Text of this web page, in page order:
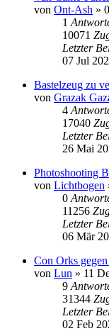
von Ont-Ash »
1
10071
Letzter
07 Jul
Bastelzeug zu
von Grazak
4
17040
Letzter
26 Mai
Photoshooting
von Lichtbogen
0
11256
Letzter
06 Mär
Con Orks
von Lun » 11
9
31344
Letzter
02 Feb